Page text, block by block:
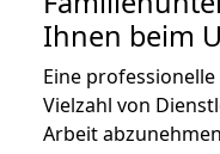
Ihnen beim
Eine professionelle
Vielzahl von
Arbeit